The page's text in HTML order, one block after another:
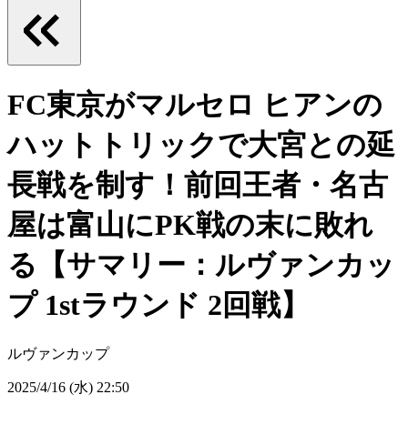
FC東京がマルセロ ヒアンの
ハットトリックで大宮との延
長戦を制す！前回王者・名古
屋は富山にPK戦の末に敗れ
る【サマリー：ルヴァンカッ
プ 1stラウンド 2回戦】
ルヴァンカップ
2025/4/16 (水) 22:50